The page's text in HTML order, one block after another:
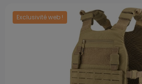
Exclusivité web !